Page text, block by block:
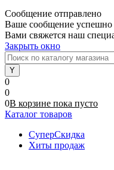
Сообщение отправлено
Ваше сообщение успешно
Вами свяжется наш
Закрыть окно
0
0
0В корзине пока пусто
Каталог товаров
СуперСкидка
Хиты продаж